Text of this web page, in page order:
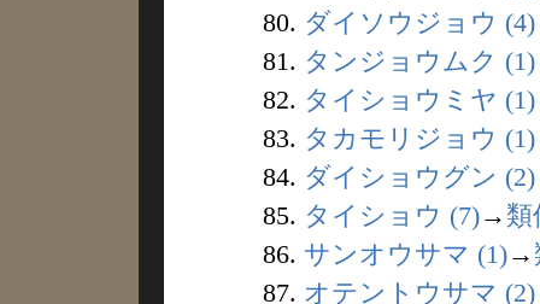
80. ダイソウジョウ (4)
81. タンジョウムク (1)
82. タイショウミヤ (1)
83. タカモリジョウ (1)
84. ダイショウグン (2)
85. タイショウ (7)→ 類
86. サンオウサマ (1)→
87. オテントウサマ (2)